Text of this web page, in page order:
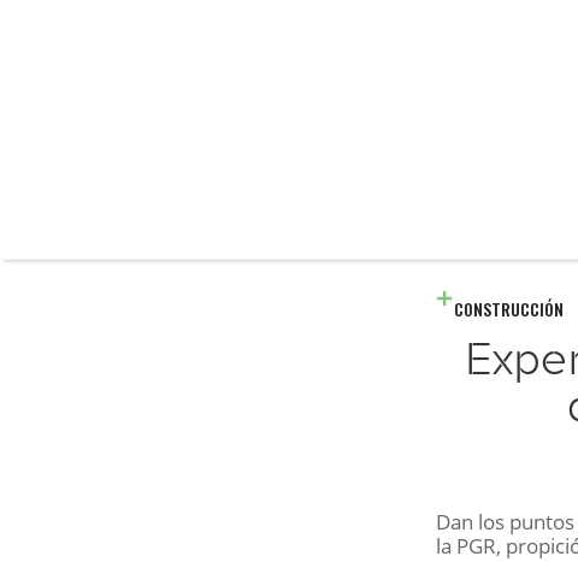
CONSTRUCCIÓN
Dan los
la PGR,